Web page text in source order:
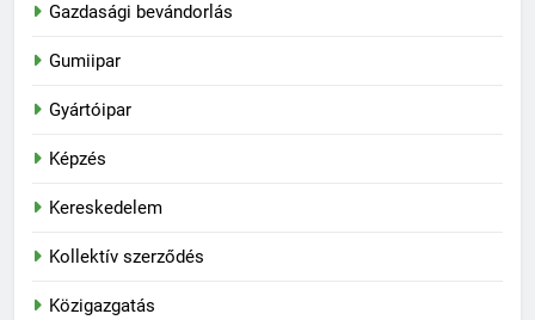
Gazdasági bevándorlás
Gumiipar
Gyártóipar
Képzés
Kereskedelem
Kollektív szerződés
Közigazgatás